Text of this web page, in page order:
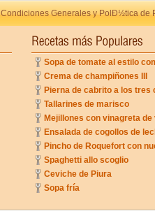
Condiciones Generales y PolÐ½tica de
Sopa de tomate al estilo
Crema de champiñones III
Pierna de cabrito a los tres
Tallarines de marisco
Mejillones con vinagreta
Ensalada de cogollos de
Pincho de Roquefort con
Spaghetti allo scoglio
Ceviche de Piura
Sopa fría